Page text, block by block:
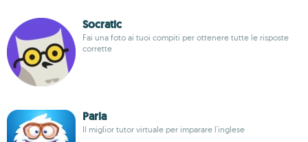
Socratic
Fai una foto ai tuoi compiti per ottenere tutte le risposte
corrette
Parla
Il miglior tutor virtuale per imparare l'inglese